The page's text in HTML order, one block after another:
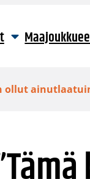
ollut